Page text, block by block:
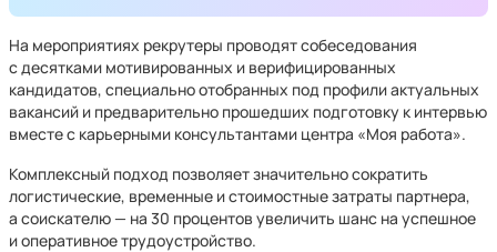
На мероприятиях рекрутеры проводят собеседования
с десятками мотивированных и верифицированных
кандидатов, специально отобранных под профили актуальных
вакансий и предварительно прошедших подготовку к интервью
вместе с карьерными консультантами центра «Моя работа».
Комплексный подход позволяет значительно сократить
логистические, временные и стоимостные затраты партнера,
а соискателю — на 30 процентов увеличить шанс на успешное
и оперативное трудоустройство.